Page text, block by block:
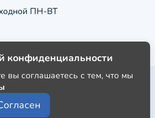
ПН-ВТ
конфиденциальности
вы соглашаетесь с тем, что мы